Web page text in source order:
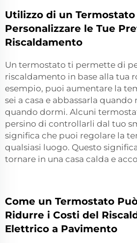
Utilizzo di un
Personalizzare le Tue
Riscaldamento
Un termostato ti permette di
riscaldamento in base alla tua
esempio, puoi aumentare la
sei a casa e abbassarla quando
quando dormi. Alcuni
persino di controllarli dal tuo
significa che puoi regolare la
qualsiasi luogo. Questo
tornare in una casa calda e
Come un Termostato
Ridurre i Costi del
Elettrico a Pavimento